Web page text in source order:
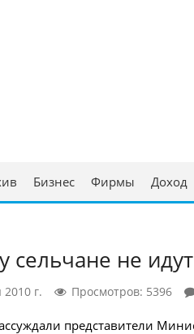
Бизнес Фирмы Доход
сельчане не
2010 г. Просмотров: 5396
представители